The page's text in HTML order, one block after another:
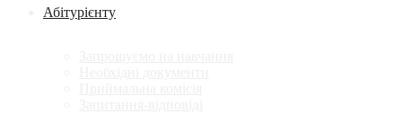
Абітурієнту